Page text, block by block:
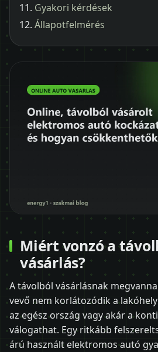
Gyakori kérdések
Állapotfelmérés
Miért vonzó a
vásárlás?
A távolból vásárlásnak
vevő nem korlátozódik a
az egész ország vagy akár a
válogathat. Egy ritkább
árú használt elektromos autó